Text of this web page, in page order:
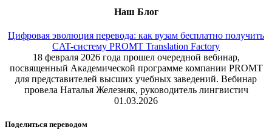
Наш Блог
Цифровая эволюция перевода: как вузам бесплатно получить
CAT-систему PROMT Translation Factory
18 февраля 2026 года прошел очередной вебинар,
посвященный Академической программе компании PROMT
для представителей высших учебных заведений. Вебинар
провела Наталья Железняк, руководитель лингвистич
01.03.2026
Поделиться переводом